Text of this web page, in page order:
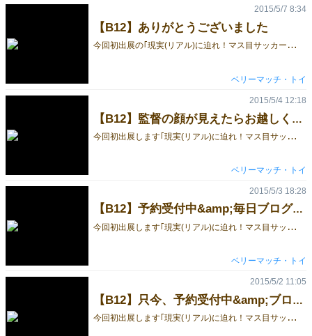
【B12】ありがとうございました
今
回初出展の｢現実(リアル)に迫れ！マス目サッカー・タクティクス｣です。 売れっ子ブースとは雲泥の差でしたが、それでも熱心に説明を聞いていただいたり、購入してくれた方がいたこと、大変感謝しております。勉強になることが多かったです。 今後も継続的に販売はしていきますので、ご興味お持ちいただけたらウェブサイトやブログ、Youtube動画を見てみてください。 ありがとうございました！
2015/5/7 8:34
ベリーマッチ・トイ
【B12】監督の顔が見えたらお越しください
今
回初出展します｢現実(リアル)に迫れ！マス目サッカー・タクティクス｣です。パッケージイラストの看板パネルを立てますので、監督の顔が見えたらぜひお気軽にお越しください。 将棋的に駒を動かす戦術要素と、サイコロに委ねる運の要素が融合した11人×11人のリアル感追求型サッカーボードゲームです。 ゲーム解説や制作秘話など記したブログを毎日更新していますのでぜひご覧ください。 その他、プレーを通じて、どのようなゲームか知って頂こうと、実践プレー動画をアップしています。また、ウェブサイトでもゲームガイドのYoutube動画をいくつかアップしていますので見てみてください。 GM当日、ゲームを確実にゲットして頂くための商品お取り置き(予約)を受け付けておりますが、本日4日の夜9時に締め切らせていただきます。お名前と個数をtoy@verymuch.orgまでお知らせください。価格はGM特価2500円です。当日は4時までのお取り置きとなります。
2015/5/4 12:18
ベリーマッチ・トイ
【B12】予約受付中&amp;毎日ブログ更新中
今
回初出展します｢現実(リアル)に迫れ！マス目サッカー・タクティクス｣は、ボードゲームでありながら、リアルサッカー同様、ファウルまでできちゃいます。ルール違反を許容したゲームです。 ルール説明や制作秘話など記したブログにて解説していますので、是非ご覧ください。GMまでは毎日更新します。 その他、プレーを通じて、どのようなゲームか知って頂こうと、実践プレー動画をアップしています。また、ウェブサイトでもゲームガイドのYoutube動画をいくつかアップしていますので見てみてください。 GM当日、ゲームを確実にゲットして頂くため、商品のお取り置き(予約)を受付中です。お名前と個数をtoy@verymuch.orgまでお知らせください。価格はGM特価2500円です。当日は4時までのお取り置きとなります。
2015/5/3 18:28
ベリーマッチ・トイ
【B12】只今、予約受付中&amp;ブログも毎日更新中
今
回初出展します｢現実(リアル)に迫れ！マス目サッカー・タクティクス｣です。 将棋的に駒を動かすボードゲームでありながら、リアルサッカーへの追求ということで、ちゃんとセットプレーまで対応しています。 ルール説明や制作秘話など記したブログにて解説していますので、是非ご覧ください。GMまでは毎日更新します。 その他、プレーを通じて、どのようなゲームか知って頂こうと、実践プレー動画をアップしています。また、ウェブサイトでもゲームガイドのYoutube動画をいくつかアップしていますので見てみてください。 GM当日、ゲームを確実にゲットして頂くため、商品のお取り置き(予約)を受付中です。お名前と個数をtoy@verymuch.orgまでお知らせください。価格はGM特価2500円です。当日は4時までのお取り置きとなります。
2015/5/2 11:05